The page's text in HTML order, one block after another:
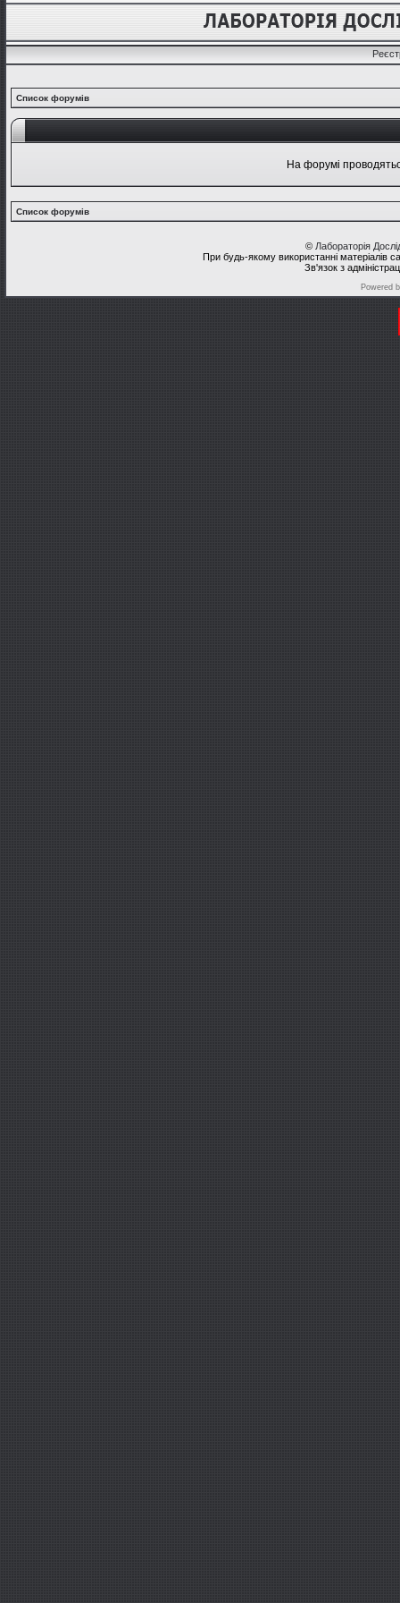
Список форумів
На форумі
Список форумів
© Лабораторія
При будь-якому використанні матеріалів
Зв'язок з
Powered